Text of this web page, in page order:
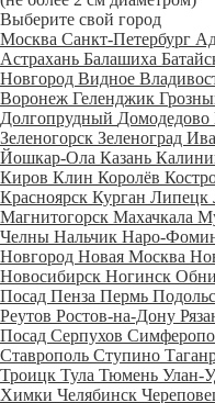
Выберите свой город
Москва Санкт-Петербург
Астрахань Балашиха
Новгород Видное
Воронеж Геленджик
Долгопрудный Домодедово
Зеленогорск Зеленоград
Йошкар-Ола Казань
Киров Клин Королёв
Красноярск Курган Липецк
Магнитогорск Махачкала
Челны Нальчик Наро-
Новгород Новая Москва
Новосибирск Ногинск
Посад Пенза Пермь
Реутов Ростов-на-Дону
Посад Серпухов
Ставрополь Ступино
Троицк Тула Тюмень Улан-
Химки Челябинск